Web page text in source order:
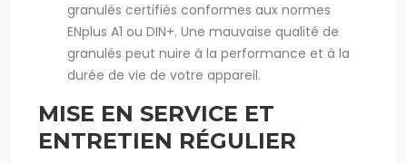
granulés certifiés conformes aux normes
ENplus A1 ou DIN+. Une mauvaise qualité de
granulés peut nuire à la performance et à la
durée de vie de votre appareil.
MISE EN SERVICE ET
ENTRETIEN RÉGULIER